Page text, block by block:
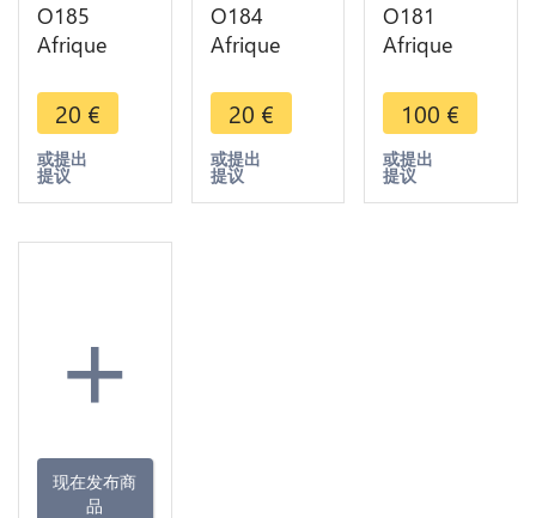
O185
Afrique
Francaise 1
Franc
Marianne
1948
+++
20 €
或提出
提议
O184
Afrique
Francaise 1
Franc
Liberté
1943 ->
20 €
或提出
提议
O181
Afrique
Francaise
50
Centimes
Liberté
100 €
或提出
提议
+
现在发布商
品